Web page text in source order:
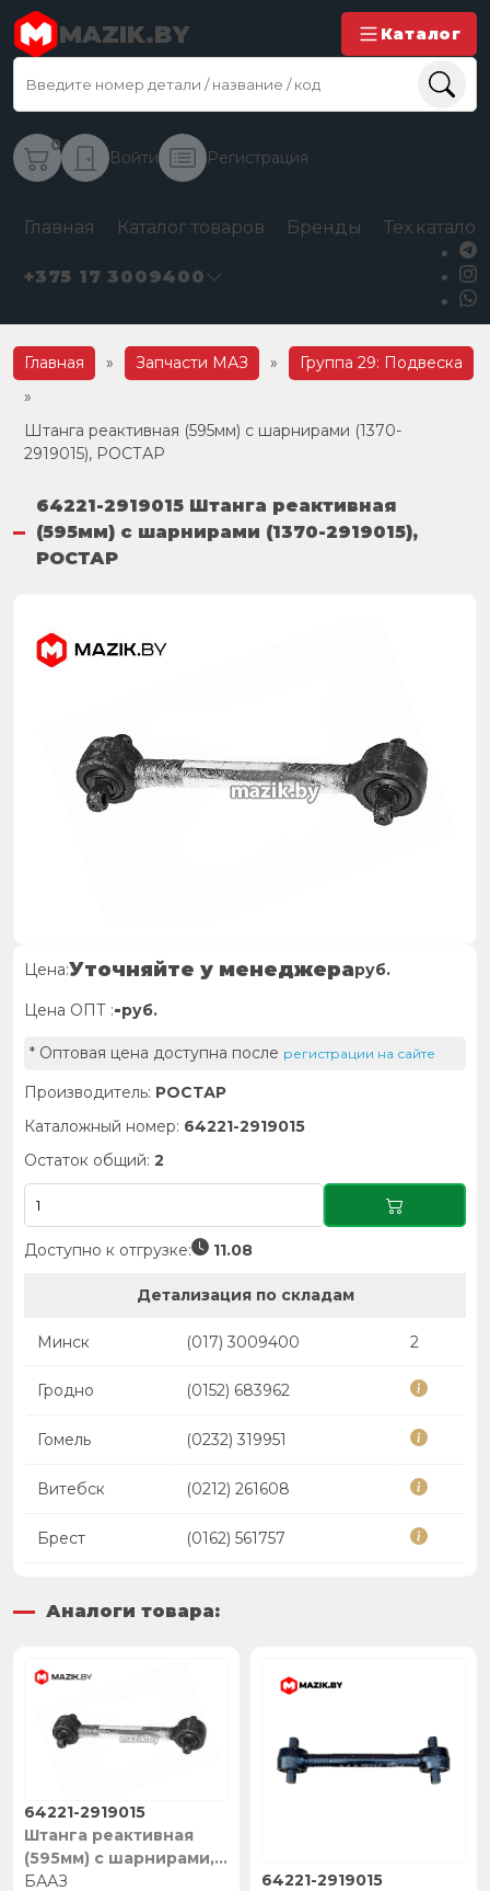
MAZIK.BY Каталог
0
Войти Регистрация
Главная Каталог товаров Бренды
+375 17 3009400
Главная » Запчасти МАЗ »
Группа 29: Подвеска
»
Штанга реактивная (595мм) с шарнирами (1370-
2919015), РОСТАР
64221-2919015 Штанга реактивная
(595мм) с шарнирами (1370-2919015),
РОСТАР
Цена:Уточняйте у менеджераруб.
Цена ОПТ :-руб.
* Оптовая цена доступна после регистрации на сайте
Производитель: РОСТАР
Каталожный номер: 64221-2919015
Остаток общий: 2
Доступно к отгрузке: 11.08
Детализация по складам
Минск (017) 3009400 2
Гродно (0152) 683962
Гомель (0232) 319951
Витебск (0212) 261608
Брест (0162) 561757
Аналоги товара:
Штанга реактивная
(595мм) с шарнирами,
БААЗ
64221-2919015
БААЗ
64221-2919015